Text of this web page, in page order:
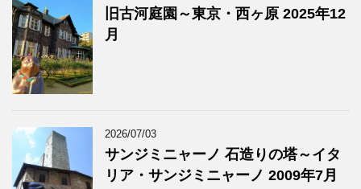
旧古河庭園～東京・西ヶ原 2025年12
月
2026/07/03
サンジミニャーノ 石造りの塔～イタ
リア・サンジミニャーノ 2009年7月